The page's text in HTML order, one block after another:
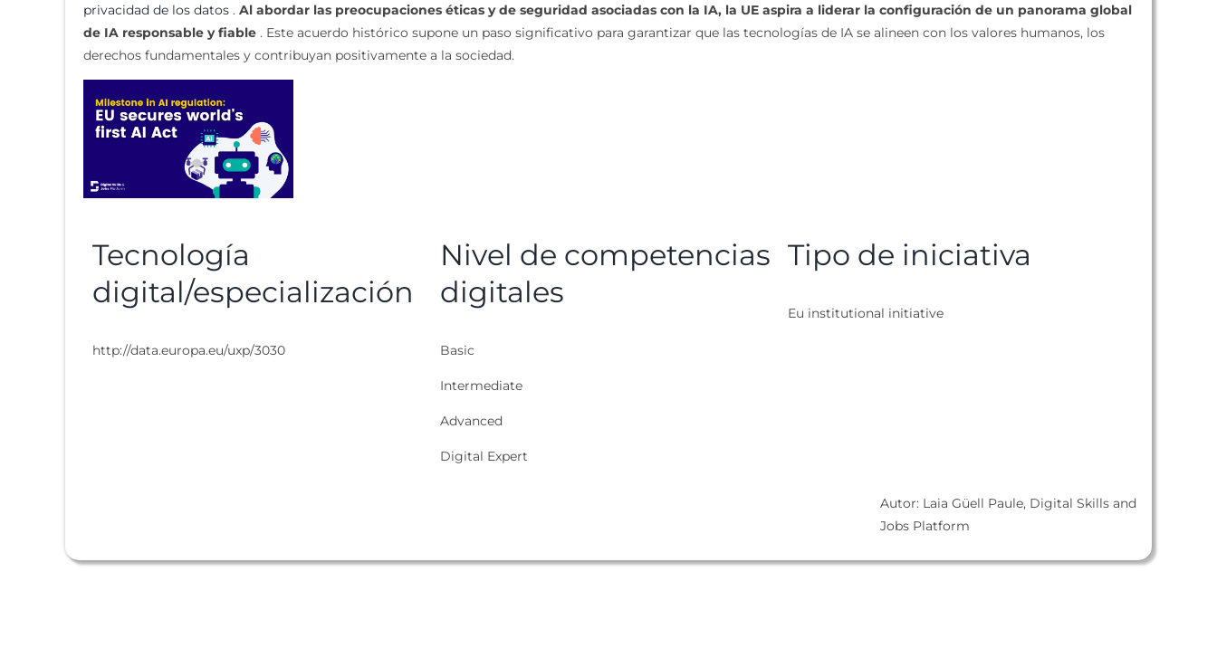
privacidad de los datos. Al abordar las preocupaciones éticas y de seguridad asociadas con la IA, la UE aspira a liderar la configuración de un panorama global
de IA responsable y fiable. Este acuerdo histórico supone un paso significativo para garantizar que las tecnologías de IA se alineen con los valores humanos, los
derechos fundamentales y contribuyan positivamente a la sociedad.
Tecnología
digital/especialización
http://data.europa.eu/uxp/3030
Nivel de competencias
digitales
Basic
Intermediate
Advanced
Digital Expert
Tipo de iniciativa
Eu institutional initiative
Autor: Laia Güell Paule, Digital Skills and
Jobs Platform